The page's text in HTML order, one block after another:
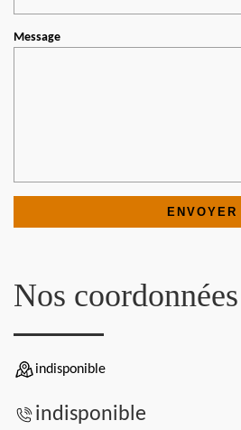
Message
Nos coordonnées
indisponible
indisponible